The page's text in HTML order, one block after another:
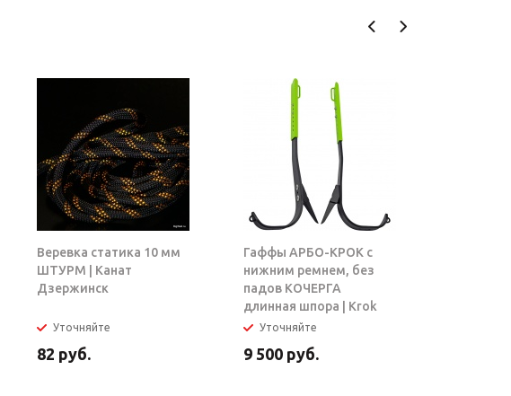
Веревка статика 10 мм
ШТУРМ | Канат
Дзержинск
Уточняйте
82 руб.
Гаффы АРБО-КРОК с
нижним ремнем, без
падов КОЧЕРГА
длинная шпора | Krok
Уточняйте
9 500 руб.